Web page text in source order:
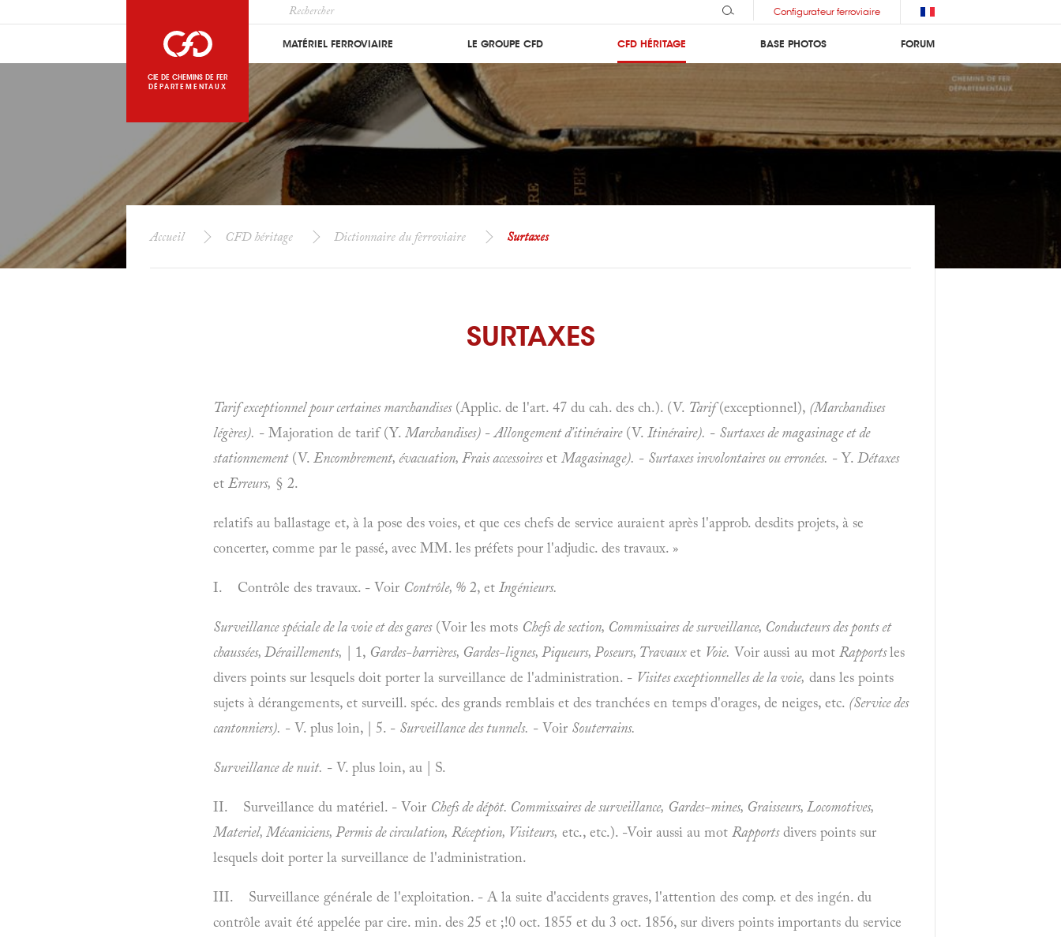
CIE DE CHEMINS DE FER
DÉPARTEMENTAUX
Configurateur ferroviaire
MATÉRIEL FERROVIAIRE LE GROUPE CFD CFD HÉRITAGE BASE PHOTOS FORUM
Accueil CFD héritage Dictionnaire du ferroviaire Surtaxes
SURTAXES
Tarif exceptionnel pour certaines marchandises(Applic. de l'art. 47 du cah. des ch.). (V. Tarif(exceptionnel), (Marchandises
légères). - Majoration de tarif (Y. Marchandises) -Allongement d'itinéraire(V. Itinéraire). - Surtaxes de magasinage et de
stationnement(V. Encombrement, évacuation, Frais accessoireset Magasinage). - Surtaxes involontaires ou erronées. - Y. Détaxes
et Erreurs, § 2.
relatifs au ballastage et, à la pose des voies, et que ces chefs de service auraient après l'approb. desdits projets, à se
concerter, comme par le passé, avec MM. les préfets pour l'adjudic. des travaux. »
I. Contrôle des travaux. - Voir Contrôle, % 2, et Ingénieurs.
Surveillance spéciale de la voie et des gares(Voir les mots Chefs de section, Commissaires de surveillance, Conducteurs des ponts et
chaussées, Déraillements, | 1, Gardes-barrières, Gardes-lignes, Piqueurs, Poseurs, Travauxet Voie. Voir aussi au mot Rapportsles
divers points sur lesquels doit porter la surveillance de l'administration. - Visites exceptionnelles de la voie, dans les points
sujets à dérangements, et surveill. spéc. des grands remblais et des tranchées en temps d'orages, de neiges, etc. (Service des
cantonniers). - V. plus loin, | 5. - Surveillance des tunnels. - Voir Souterrains.
Surveillance de nuit. - V. plus loin, au | S.
II. Surveillance du matériel. - Voir Chefs de dépôt. Commissaires de surveillance, Gardes-mines, Graisseurs, Locomotives,
Materiel, Mécaniciens, Permis de circulation, Réception, Visiteurs, etc., etc.). -Voir aussi au mot Rapportsdivers points sur
lesquels doit porter la surveillance de l'administration.
III. Surveillance générale de l'exploitation. - A la suite d'accidents graves, l'attention des comp. et des ingén. du
contrôle avait été appelée par cire. min. des 25 et ;!0 oct. 1855 et du 3 oct. 1856, sur divers points importants du service